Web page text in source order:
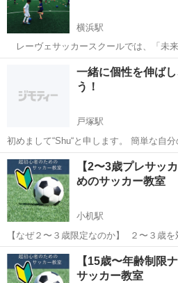
横浜駅
レーヴェサッカースクールでは、「未
築」をコンセプトに、独自の育成メソッ
は全員現役選手、映像を活用しながら、
横浜駅 サッカー
一緒に個性を伸ば
う！
戸塚駅
初めまして“Shu“と申します。 簡単な自分のサッカー経歴になります。
小学校:地元少年団＋J下部組織の特別ク
立高校(関東トレセン) (過去にインターハイ
卒...
神奈川 横浜市 戸塚駅 サッカー
【2〜3歳プレサッ
めのサッカー教室
小机駅
【なぜ２〜３歳限定なのか】 ２〜３歳を
はそう多くはありません。 もし見つけ
歳児と一緒の練習でハードルが高かった
た。そう思うと、この年代でサッカ...
神奈川 横浜市 小机駅 サッカー
【15歳〜年齢制限
サッカー教室